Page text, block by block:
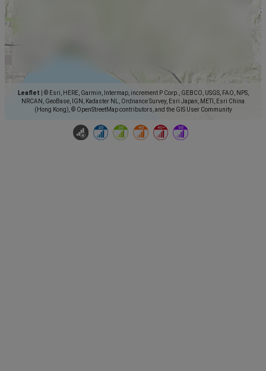
Leaflet
© Esri, HERE, Garmin, Intermap, increment P Corp., GEBCO, USGS, FAO, NPS,
NRCAN, GeoBase, IGN, Kadaster NL, Ordnance Survey, Esri Japan, METI, Esri China
(Hong Kong), © OpenStreetMap contributors, and the GIS User Community